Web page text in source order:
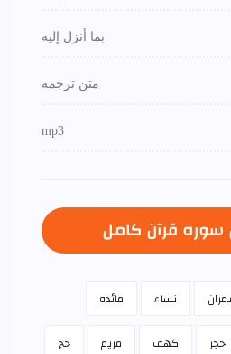
بما أنزل إليه
متن ترجمه
mp3
سوره قرآن كامل
نساء مائده
حجر كهف مريم حج